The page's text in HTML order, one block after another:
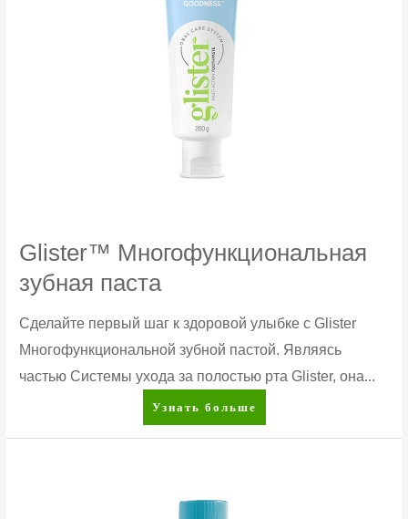
Glister™ Многофункциональная
зубная паста
Сделайте первый шаг к здоровой улыбке с Glister
Многофункциональной зубной пастой. Являясь
частью Системы ухода за полостью рта Glister, она...
Glister™
Многофункциональная
Узнать больше